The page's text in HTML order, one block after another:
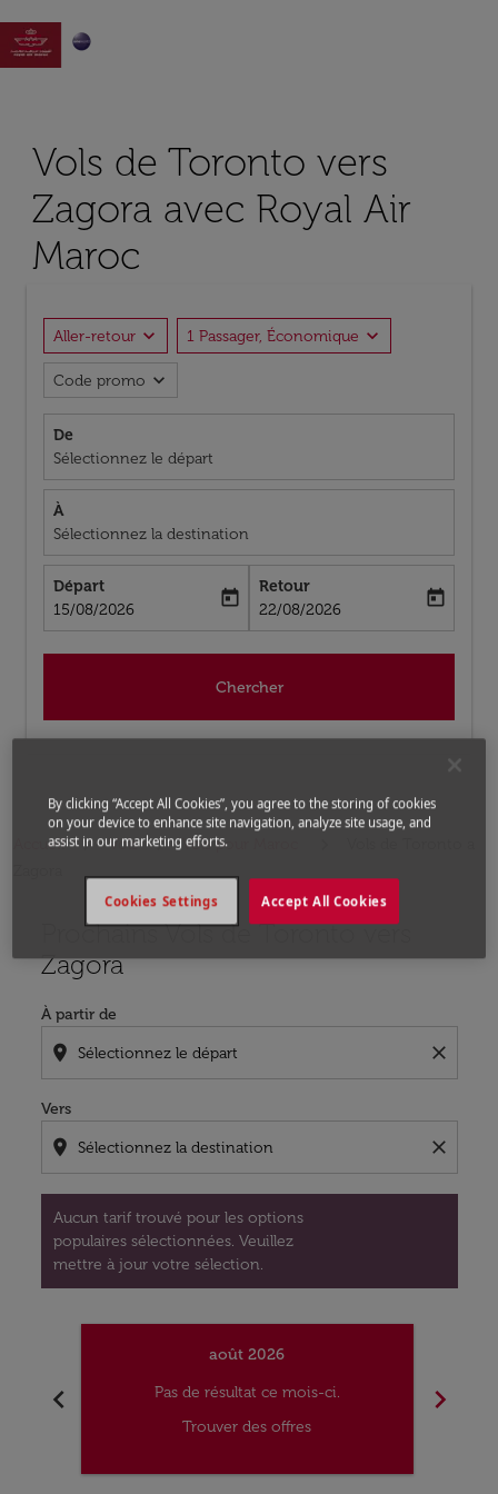

Vols de Toronto vers
Zagora avec Royal Air
Maroc
Aller-retour expand_more 1 Passager, Économique expand_more
Code promo expand_more
De
Sélectionnez le départ
À
Sélectionnez la destination
Départ
fc-booking-departure-date-aria-label
15/08/2026
today
Retour
fc-booking-return-date-aria-label
22/08/2026
today
Chercher
Accueil Vols Vols pour Maroc
Prochains Vols de Toronto vers
Zagora
À partir de
location_on close
Vers
location_on close
Aucun tarif trouvé pour les options
populaires sélectionnées. Veuillez
mettre à jour votre sélection.
Aucun tarif trouvé pour les options populaires
chevron_left
août 2026
Pas de résultat ce mois-ci.
Trouver des offres
chevron_right
By clicking “Accept All Cookies”, you agree to the storing of cookies
on your device to enhance site navigation, analyze site usage, and
assist in our marketing efforts.
Accept All Cookies
Cookies Settings